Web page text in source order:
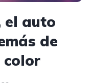
el auto
de
color